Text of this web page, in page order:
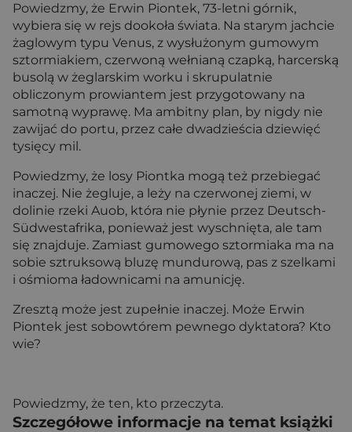
Powiedzmy, że Erwin Piontek, 73-letni górnik,
wybiera się w rejs dookoła świata. Na starym jachcie
żaglowym typu Venus, z wysłużonym gumowym
sztormiakiem, czerwoną wełnianą czapką, harcerską
busolą w żeglarskim worku i skrupulatnie
obliczonym prowiantem jest przygotowany na
samotną wyprawę. Ma ambitny plan, by nigdy nie
zawijać do portu, przez całe dwadzieścia dziewięć
tysięcy mil.
Powiedzmy, że losy Piontka mogą też przebiegać
inaczej. Nie żegluje, a leży na czerwonej ziemi, w
dolinie rzeki Auob, która nie płynie przez Deutsch-
Südwestafrika, ponieważ jest wyschnięta, ale tam
się znajduje. Zamiast gumowego sztormiaka ma na
sobie sztruksową bluzę mundurową, pas z szelkami
i ośmioma ładownicami na amunicję.
Zresztą może jest zupełnie inaczej. Może Erwin
Piontek jest sobowtórem pewnego dyktatora? Kto
wie?
Powiedzmy, że ten, kto przeczyta.
Szczegółowe informacje na temat książki